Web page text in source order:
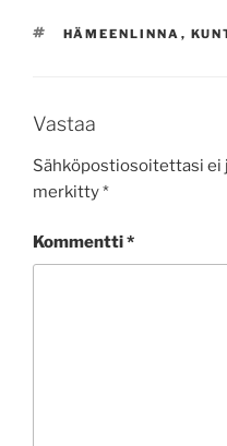
AVAINSANAT
HÄMEENLINNA ,
Vastaa
Sähköpostiosoitettasi ei
merkitty*
Kommentti*